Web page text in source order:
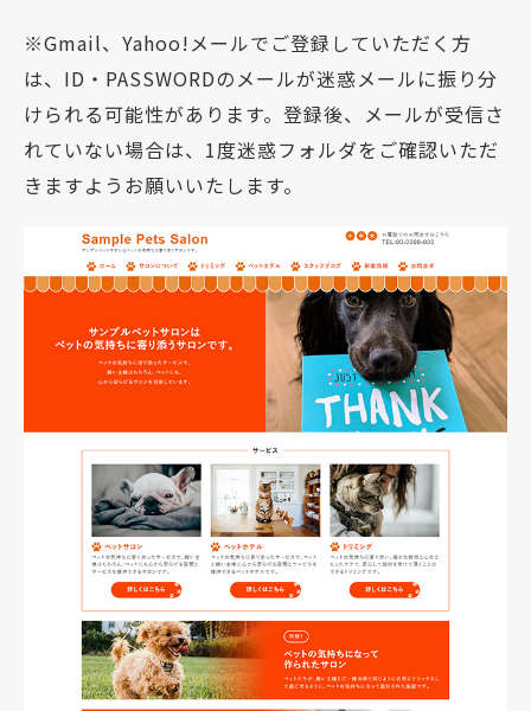
※Gmail、Yahoo!メールでご登録していただく方
は、ID・PASSWORDのメールが迷惑メールに振り分
けられる可能性があります。登録後、メールが受信さ
れていない場合は、1度迷惑フォルダをご確認いただ
きますようお願いいたします。